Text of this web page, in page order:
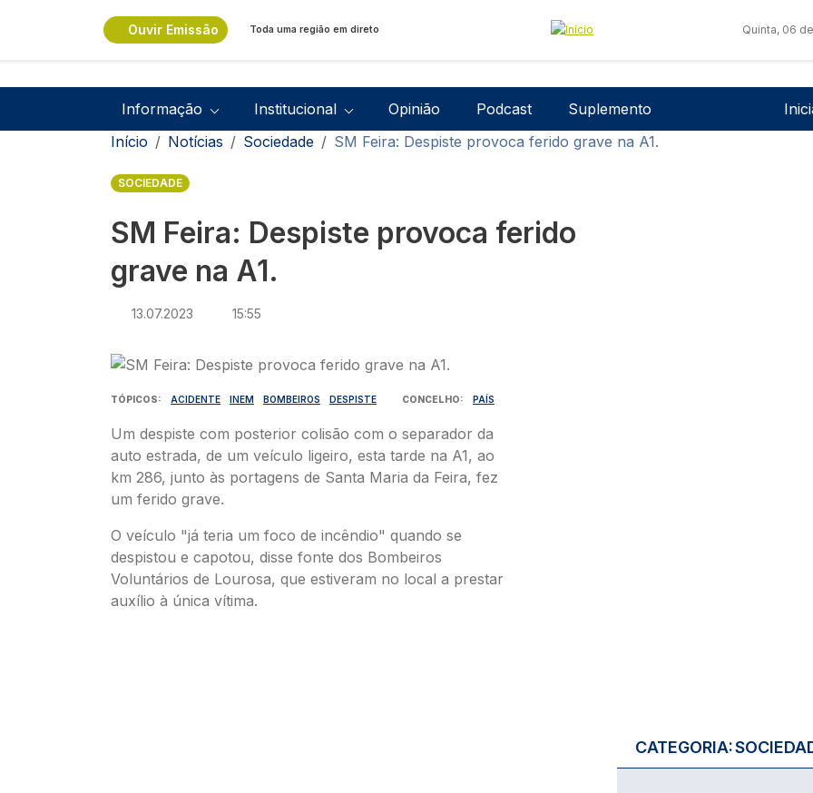
Ouvir Emissão Toda uma região em direto Quinta, 06
Navegação principal
Informação Institucional Opinião Podcast Suplemento
Navegação estrutural
Início Notícias Sociedade SM Feira: Despiste provoca ferido grave na A1.
SOCIEDADE
SM Feira: Despiste provoca ferido
grave na A1.
13.07.2023 15:55
Imagem
TÓPICOS ACIDENTE INEM BOMBEIROS DESPISTE CONCELHO PAÍS
Um despiste com posterior colisão com o separador da
auto estrada, de um veículo ligeiro, esta tarde na A1, ao
km 286, junto às portagens de Santa Maria da Feira, fez
um ferido grave.
O veículo "já teria um foco de incêndio" quando se
despistou e capotou, disse fonte dos Bombeiros
Voluntários de Lourosa, que estiveram no local a prestar
auxílio à única vítima.
CATEGORIA: